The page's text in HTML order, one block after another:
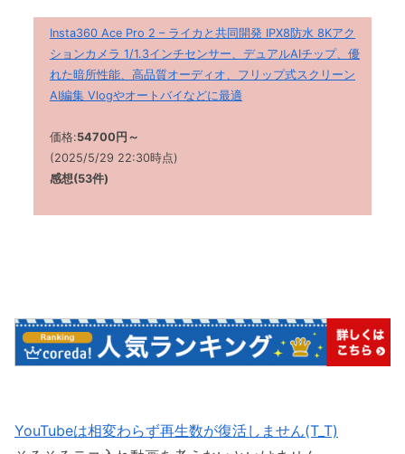
Insta360 Ace Pro 2 – ライカと共同開発 IPX8防水 8Kアク
ションカメラ 1/1.3インチセンサー、デュアルAIチップ、優
れた暗所性能、高品質オーディオ、フリップ式スクリーン
AI編集 Vlogやオートバイなどに最適
価格:54700 円～
(2025/5/29 22:30時点)
感想(53件)
YouTubeは相変わらず再生数が復活しません(T_T)